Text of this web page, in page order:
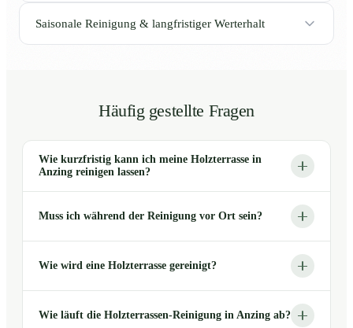
Saisonale Reinigung & langfristiger Werterhalt
Häufig gestellte Fragen
Wie kurzfristig kann ich meine Holzterrasse in
Anzing reinigen lassen?
Muss ich während der Reinigung vor Ort sein?
Wie wird eine Holzterrasse gereinigt?
Wie läuft die Holzterrassen-Reinigung in Anzing ab?